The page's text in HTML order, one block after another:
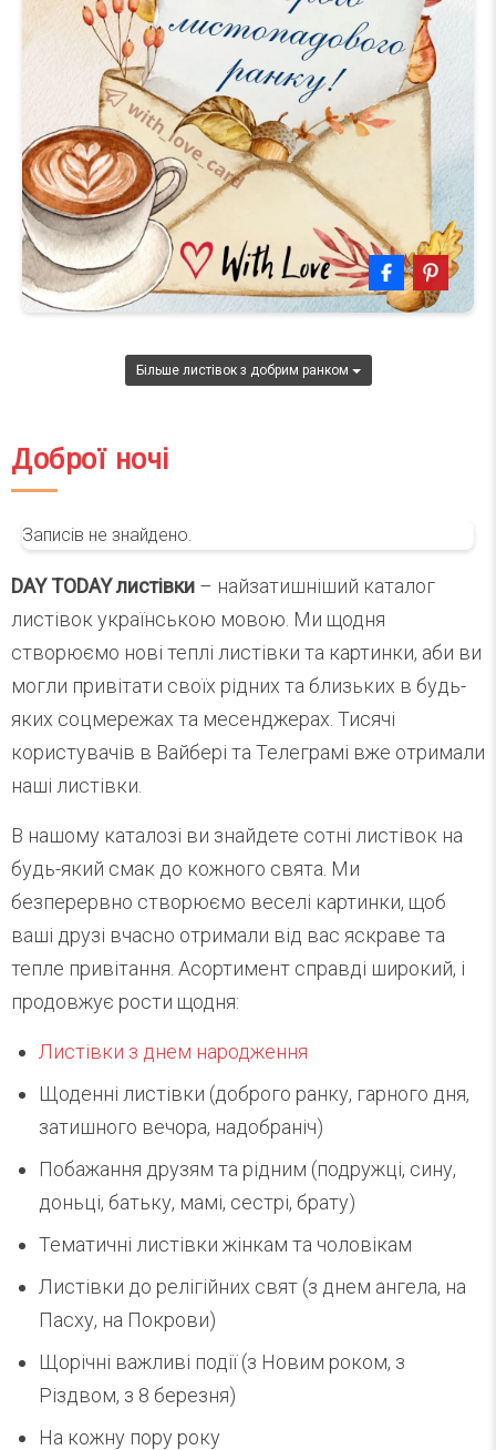
Більше листівок з добрим ранком
Доброї ночі
Записів не знайдено.
DAY TODAY листівки – найзатишніший каталог
листівок українською мовою. Ми щодня
створюємо нові теплі листівки та картинки, аби ви
могли привітати своїх рідних та близьких в будь-
яких соцмережах та месенджерах. Тисячі
користувачів в Вайбері та Телеграмі вже отримали
наші листівки.
В нашому каталозі ви знайдете сотні листівок на
будь-який смак до кожного свята. Ми
безперервно створюємо веселі картинки, щоб
ваші друзі вчасно отримали від вас яскраве та
тепле привітання. Асортимент справді широкий, і
продовжує рости щодня:
Листівки з днем ​​народження
Щоденні листівки (доброго ранку, гарного дня,
затишного вечора, надобраніч)
Побажання друзям та рідним (подружці, сину,
доньці, батьку, мамі, сестрі, брату)
Тематичні листівки жінкам та чоловікам
Листівки до релігійних свят (з днем ангела, на
Пасху, на Покрови)
Щорічні важливі події (з Новим роком, з
Різдвом, з 8 березня)
На кожну пору року